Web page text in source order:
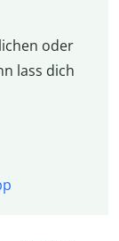
oder
lass dich